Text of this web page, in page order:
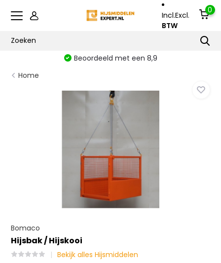
Incl.Excl.
BTW
0
Beoordeeld met een 8,9
Home
Bomaco
Hijsbak / Hijskooi
Bekijk alles Hijsmiddelen